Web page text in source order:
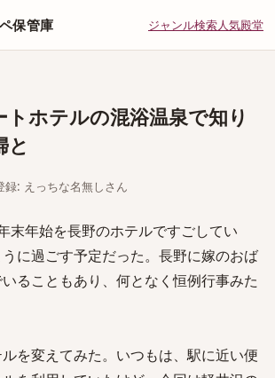
保管庫 ジャンル検索人気殿堂
ホテルの混浴温泉で知り
と
: えっちな名無しさん
末年始を長野のホテルですごしてい
に過ごす予定だった。長野に嫁のおば
ることもあり、何となく恒例行事みた
を変えてみた。いつもは、駅に近い便